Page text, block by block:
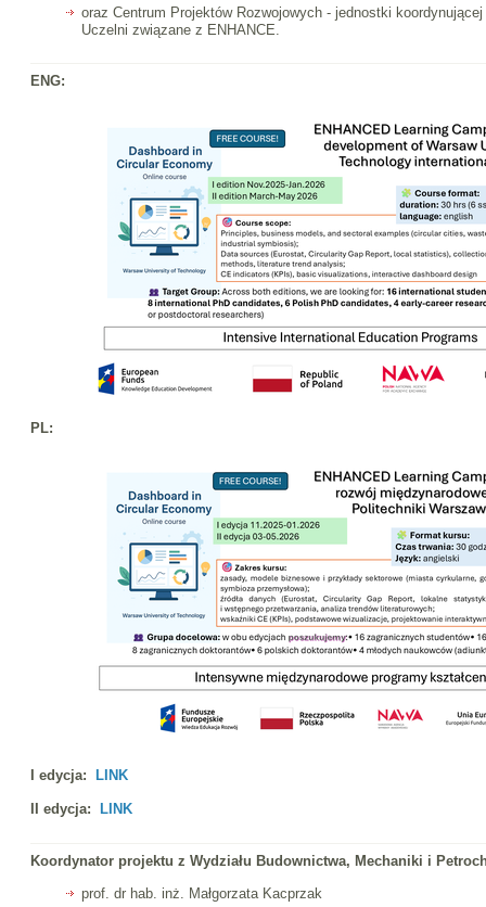
oraz Centrum Projektów Rozwojowych - jednostki
Uczelni związane z ENHANCE.
ENG:
PL:
I edycja: LINK
II edycja: LINK
Koordynator projektu z Wydziału Budownictwa, Mechaniki i
prof. dr hab. inż. Małgorzata Kacprzak